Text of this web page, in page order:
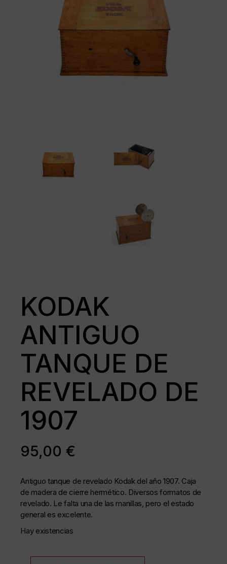
KODAK
ANTIGUO
TANQUE DE
REVELADO DE
1907
95,00€
Antiguo tanque de revelado Kodak del año 1907. Caja
de madera de cierre hermético. Diversos formatos de
revelado. Le falta una de las manillas, pero el estado
general es excelente.
Hay existencias